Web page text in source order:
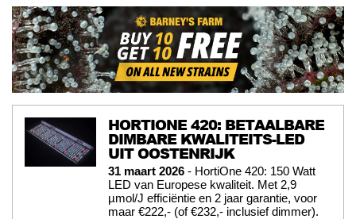
HORTIONE 420: BETAALBARE
DIMBARE KWALITEITS-LED
UIT OOSTENRIJK
31 maart 2026 - HortiOne 420: 150 Watt
LED van Europese kwaliteit. Met 2,9
µmol/J efficiëntie en 2 jaar garantie, voor
maar €222,- (of €232,- inclusief dimmer).